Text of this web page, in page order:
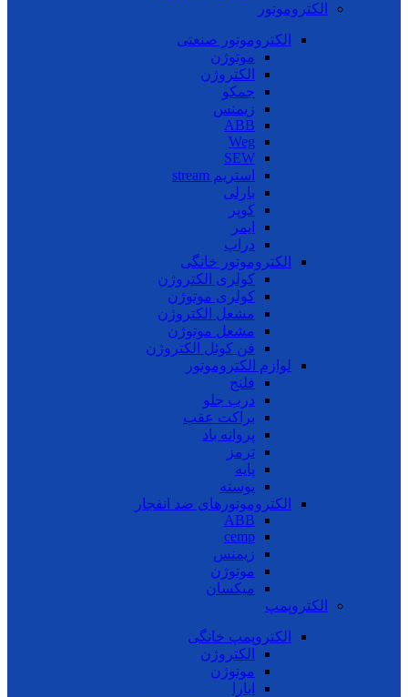
الکتروموتور
الکتروموتور صنعتی
موتوژن
الکتروژن
جمکو
زیمنس
ABB
Weg
SEW
استریم stream
بارلی
کوپر
ایمر
دراپ
الکتروموتور خانگی
کولری الکتروژن
کولری موتوژن
مشعل الکتروژن
مشعل موتوژن
فن کوئل الکتروژن
لوازم الکتروموتور
فلنج
درب جلو
براکت عقب
پروانه باد
ترمز
پایه
پوسته
الکتروموتورهای ضد انفجار
ABB
cemp
زیمنس
موتوژن
میکسان
الکتروپمپ
الکتروپمپ خانگی
الکتروژن
موتوژن
ابارا